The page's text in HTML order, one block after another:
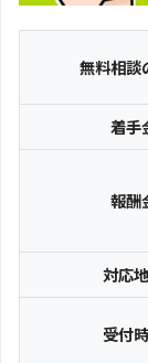
無料相談
着手
報酬
対応
受付